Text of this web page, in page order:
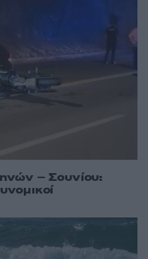
– Σουνίου: